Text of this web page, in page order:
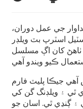
جي عمل دوران،
اسٽرپ بٽ ويلڊر
کان اڳ مسلسل
آهي جيڪا پليٽ فارم
ٿي ۽ ويلڊنگ گن کي
۽ ڳنڍي ٿي. اسان جو